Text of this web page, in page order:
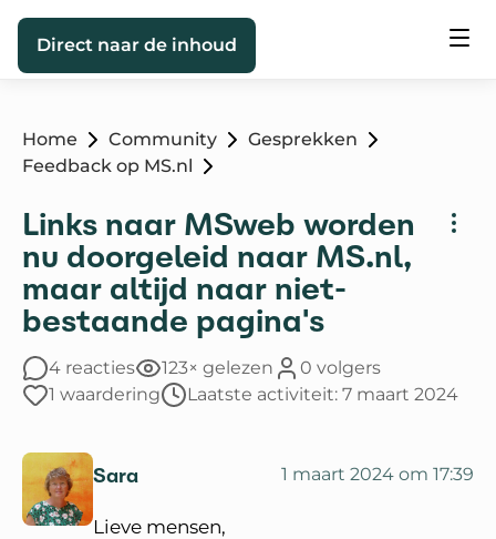
Direct naar de inhoud
Home Community
Gesprekken
Feedback op MS.nl
Links naar MSweb worden
nu doorgeleid naar MS.nl,
maar altijd naar niet-
bestaande pagina's
4 reacties 123× gelezen
0 volgers
1 waardering
Laatste activiteit: 7 maart 2024
Sara 1 maart 2024 om 17:39
Lieve mensen,